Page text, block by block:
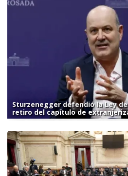
Sturzenegger defendió la Ley
retiro del capítulo de